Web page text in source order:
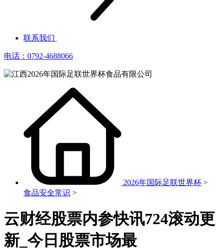
联系我们
电话：0792-4688066
2026年国际足联世界杯 >
食品安全常识 >
云财经股票内参快讯724滚动更
新_今日股票市场最